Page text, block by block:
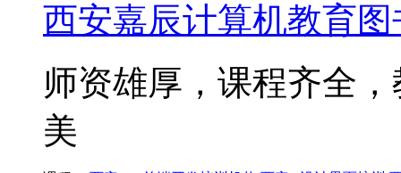
西安嘉辰计算机教育
师资雄厚，课程齐全
美